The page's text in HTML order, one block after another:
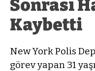
Sonrası
Kaybetti
New York Polis
görev yapan 31